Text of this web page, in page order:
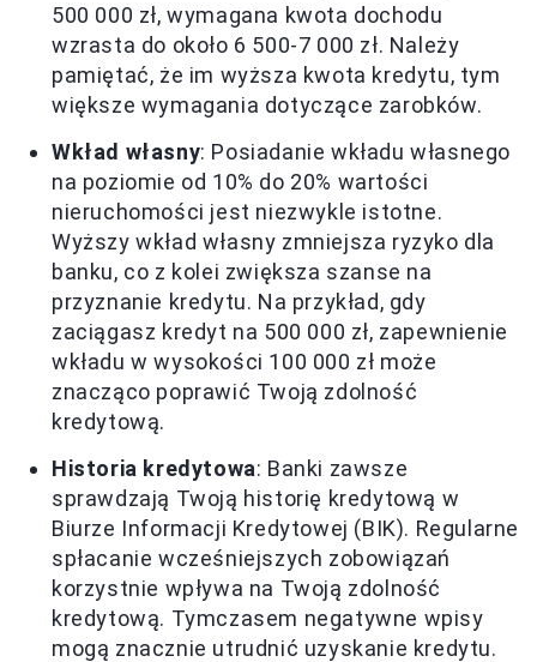
500 000 zł, wymagana kwota dochodu
wzrasta do około 6 500-7 000 zł. Należy
pamiętać, że im wyższa kwota kredytu, tym
większe wymagania dotyczące zarobków.
Wkład własny: Posiadanie wkładu własnego
na poziomie od 10% do 20% wartości
nieruchomości jest niezwykle istotne.
Wyższy wkład własny zmniejsza ryzyko dla
banku, co z kolei zwiększa szanse na
przyznanie kredytu. Na przykład, gdy
zaciągasz kredyt na 500 000 zł, zapewnienie
wkładu w wysokości 100 000 zł może
znacząco poprawić Twoją zdolność
kredytową.
Historia kredytowa: Banki zawsze
sprawdzają Twoją historię kredytową w
Biurze Informacji Kredytowej (BIK). Regularne
spłacanie wcześniejszych zobowiązań
korzystnie wpływa na Twoją zdolność
kredytową. Tymczasem negatywne wpisy
mogą znacznie utrudnić uzyskanie kredytu.